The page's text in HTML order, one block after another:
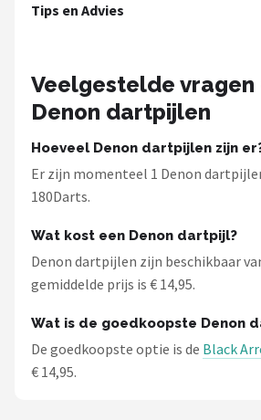
ABC Darts
Harrows
KOTO
Unicorn
Red Dragon
Alle merken →
Tips en Advies
Veelgestelde vragen
Denon dartpijlen
Hoeveel Denon dartpijlen zijn
Er zijn momenteel 1 Denon
180Darts.
Wat kost een Denon dartpijl?
Denon dartpijlen zijn beschikbaar
gemiddelde prijs is € 14,95.
Wat is de goedkoopste Denon
De goedkoopste optie is de Black
€ 14,95.